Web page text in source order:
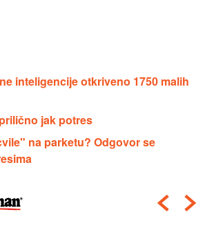
inteligencije otkriveno 1750 malih
jak potres
na parketu? Odgovor se